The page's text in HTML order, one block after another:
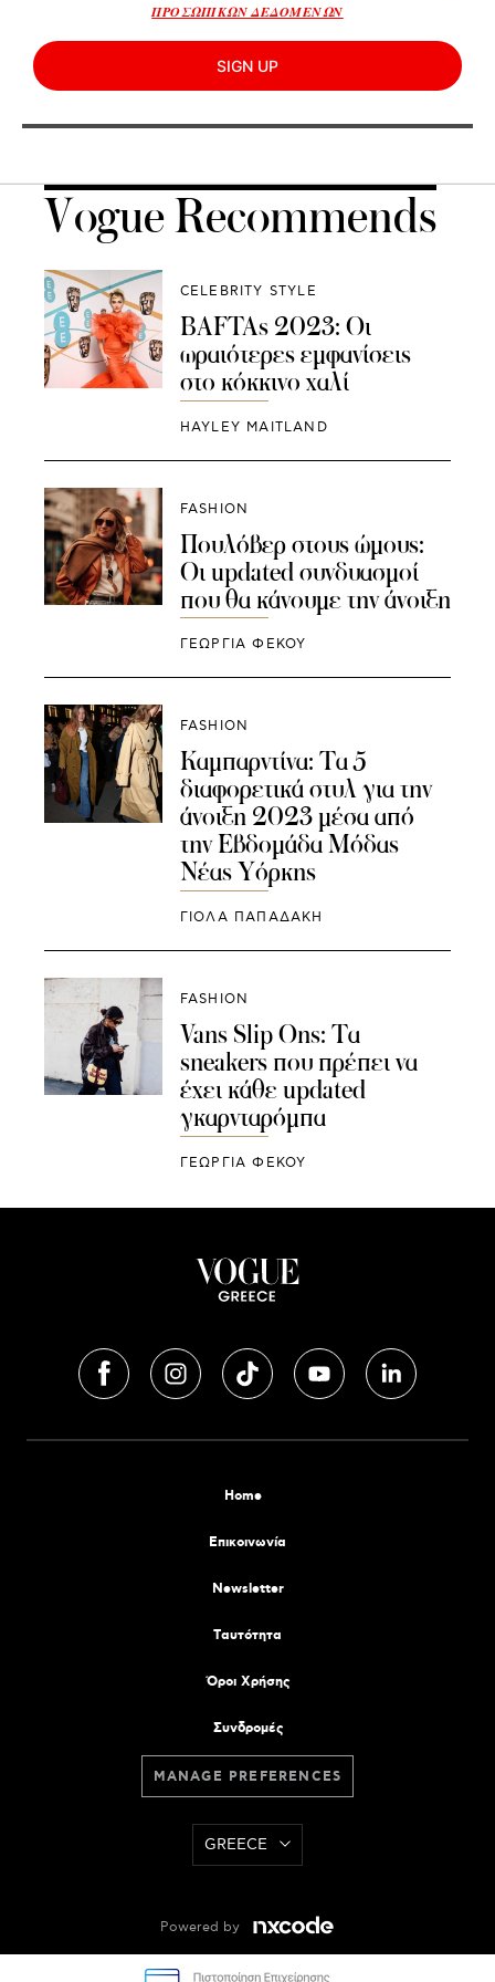
ΠΡΟΣΩΠΙΚΩΝ ΔΕΔΟΜΕΝΩΝ
SIGN UP
Vogue Recommends
CELEBRITY STYLE
BAFTAs 2023: Οι
ωραιότερες εμφανίσεις
στο κόκκινο χαλί
HAYLEY MAITLAND
FASHION
Πουλόβερ στους ώμους:
Οι updated συνδυασμοί
που θα κάνουμε την άνοιξη
ΓΕΩΡΓΙΑ ΦΕΚΟΥ
FASHION
Καμπαρντίνα: Τα 5
διαφορετικά στυλ για την
άνοιξη 2023 μέσα από
την Εβδομάδα Μόδας
Νέας Υόρκης
ΓΙΌΛΑ ΠΑΠΑΔΆΚΗ
FASHION
Vans Slip Ons: Τα
sneakers που πρέπει να
έχει κάθε updated
γκαρνταρόμπα
ΓΕΩΡΓΙΑ ΦΕΚΟΥ
Home
Επικοινωνία
Newsletter
Tαυτότητα
Όροι Χρήσης
Συνδρομές
MANAGE PREFERENCES
GREECE
Powered by